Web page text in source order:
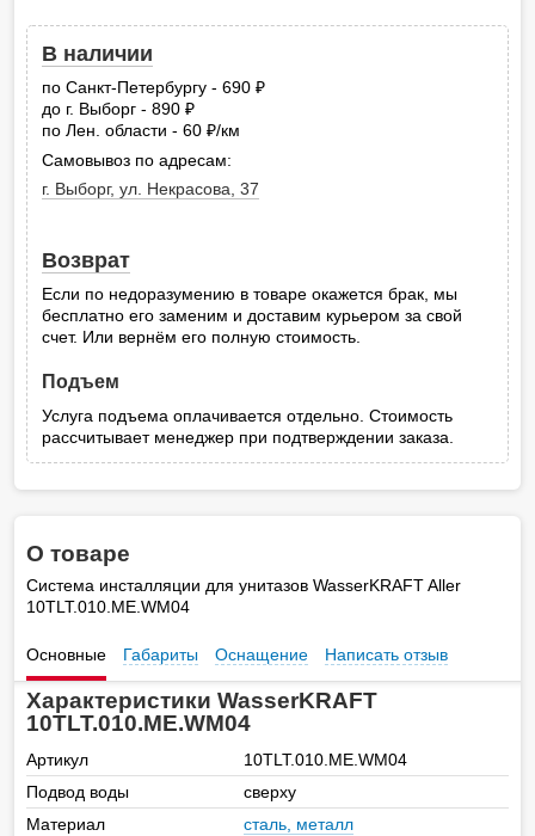
В наличии
по Санкт-Петербургу - 690
до г. Выборг - 890
по Лен. области - 60
руб.
/км
Самовывоз по адресам:
г. Выборг, ул. Некрасова, 37
Возврат
Если по недоразумению в товаре окажется брак, мы
бесплатно его заменим и доставим курьером за свой
счет. Или вернём его полную стоимость.
Подъем
Услуга подъема оплачивается отдельно. Стоимость
рассчитывает менеджер при подтверждении заказа.
О товаре
Система инсталляции для унитазов WasserKRAFT Aller
10TLT.010.ME.WM04
Основные Габариты Оснащение Написать отзыв
Характеристики WasserKRAFT
10TLT.010.ME.WM04
Артикул
10TLT.010.ME.WM04
Подвод воды
сверху
Материал
сталь, металл